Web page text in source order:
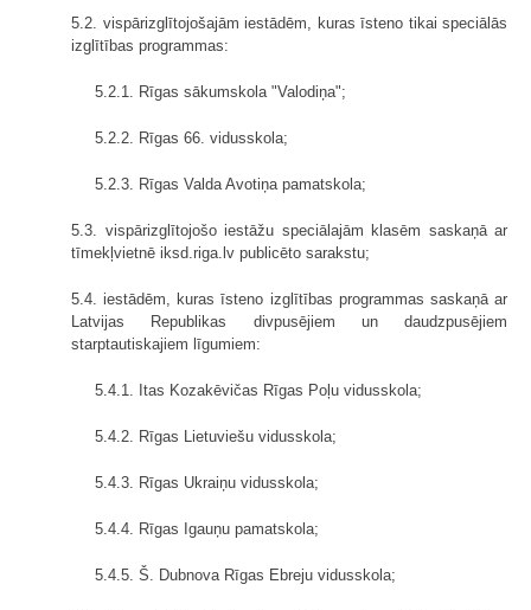
5.2. vispārizglītojošajām iestādēm, kuras īsteno tikai speciālās
izglītības programmas:
5.2.1. Rīgas sākumskola "Valodiņa";
5.2.2. Rīgas 66. vidusskola;
5.2.3. Rīgas Valda Avotiņa pamatskola;
5.3. vispārizglītojošo iestāžu speciālajām klasēm saskaņā ar
tīmekļvietnē iksd.riga.lv publicēto sarakstu;
5.4. iestādēm, kuras īsteno izglītības programmas saskaņā ar
Latvijas Republikas divpusējiem un daudzpusējiem
starptautiskajiem līgumiem:
5.4.1. Itas Kozakēvičas Rīgas Poļu vidusskola;
5.4.2. Rīgas Lietuviešu vidusskola;
5.4.3. Rīgas Ukraiņu vidusskola;
5.4.4. Rīgas Igauņu pamatskola;
5.4.5. Š. Dubnova Rīgas Ebreju vidusskola;